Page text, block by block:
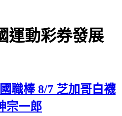
運動彩券發展
職棒 8/7 芝加哥白襪
宗一郎